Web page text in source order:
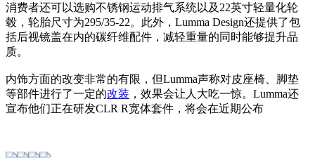
消费者还可以选购不锈钢运动排气系统以及22英寸轻量化轮
毂，轮胎尺寸为295/35-22。此外，Lumma Design还提供了包
括后视镜盖在内的碳纤维配件，减轻重量的同时能够提升品
质。
内饰方面的改变非常的有限，但Lumma声称对皮座椅、脚垫
等部件进行了一定的改装 ，效果会让人大吃一惊。Lumma还
宣布他们正在研发CLR R宽体套件，将会在近期公布